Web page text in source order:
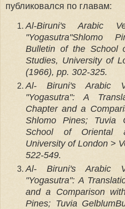
публиковался по главам:
Al-Biruni's Arabic
"Yogasutra" Shlomo
Bulletin of the School
Studies, University of
(1966), pp. 302-325.
Al- Biruni's Arabic
"Yogasutra": A
Chapter and a
Shlomo Pines; Tuvia
School of Oriental
University of London >
522-549.
Al- Biruni's Arabic
"Yogasutra": A
and a Comparison
Pines; Tuvia Gelblum